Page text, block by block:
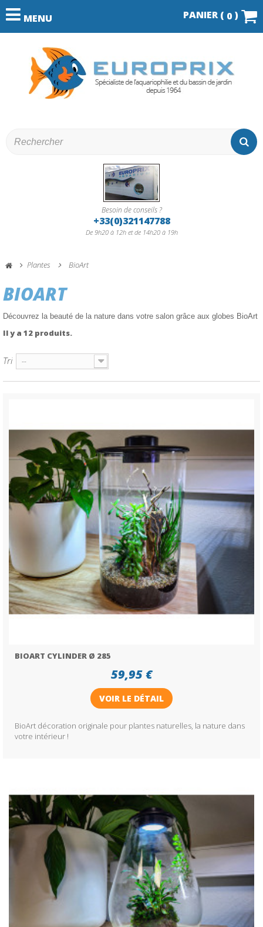
MENU PANIER ( 0 )
Besoin de conseils ?
+33(0)321147788
De 9h20 à 12h et de 14h20 à 19h
Plantes BioArt
BIOART
Découvrez la beauté de la nature dans votre salon grâce aux globes BioArt
Il y a 12 produits.
Tri --
BIOART CYLINDER Ø 285
59,95 €
VOIR LE DÉTAIL
BioArt décoration originale pour plantes naturelles, la nature dans
votre intérieur !